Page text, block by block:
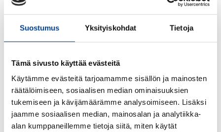
Suostumus Yksityiskohdat Tietoja
Tämä sivusto käyttää evästeitä
Käytämme evästeitä tarjoamamme sisällön ja mainosten
räätälöimiseen, sosiaalisen median ominaisuuksien
tukemiseen ja kävijämäärämme analysoimiseen. Lisäksi
jaamme sosiaalisen median, mainosalan ja analytiikka-
alan kumppaneillemme tietoja siitä, miten käytät